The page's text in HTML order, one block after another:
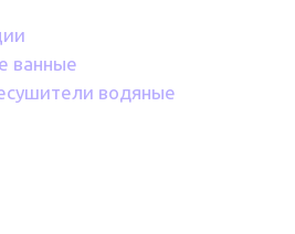
ванные
водяные